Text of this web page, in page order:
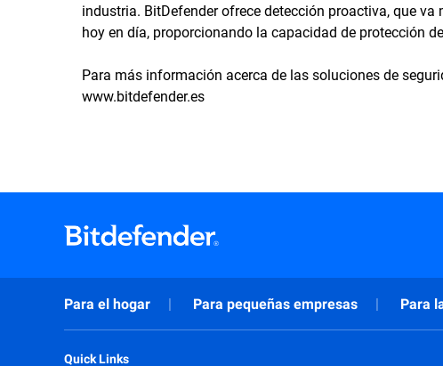
industria. BitDefender ofrece detección proactiva, que
hoy en día, proporcionando la capacidad de protección
Para más información acerca de las soluciones de
www.bitdefender.es
Para el hogar Para pequeñas empresas Para
Quick Links